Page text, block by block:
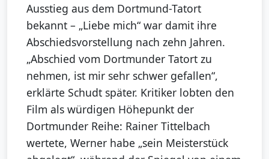
Ausstieg aus dem Dortmund-Tatort
bekannt – „Liebe mich“ war damit ihre
Abschiedsvorstellung nach zehn Jahren.
„Abschied vom Dortmunder Tatort zu
nehmen, ist mir sehr schwer gefallen“,
erklärte Schudt später. Kritiker lobten den
Film als würdigen Höhepunkt der
Dortmunder Reihe: Rainer Tittelbach
wertete, Werner habe „sein Meisterstück